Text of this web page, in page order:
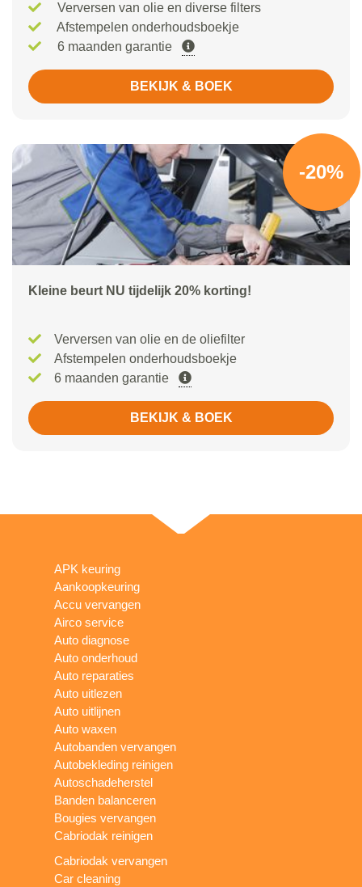
Verversen van olie en diverse filters
Afstempelen onderhoudsboekje
6 maanden garantie
BEKIJK & BOEK
-20%
Kleine beurt NU tijdelijk 20% korting!
Verversen van olie en de oliefilter
Afstempelen onderhoudsboekje
6 maanden garantie
BEKIJK & BOEK
APK keuring
Aankoopkeuring
Accu vervangen
Airco service
Auto diagnose
Auto onderhoud
Auto reparaties
Auto uitlezen
Auto uitlijnen
Auto waxen
Autobanden vervangen
Autobekleding reinigen
Autoschadeherstel
Banden balanceren
Bougies vervangen
Cabriodak reinigen
Cabriodak vervangen
Car cleaning